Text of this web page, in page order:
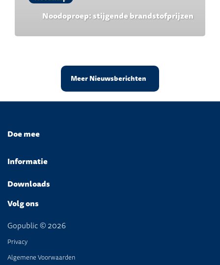
Noodoproep: stijgende brandstofprijzen
Meer Nieuwsberichten
Doe mee
Informatie
Downloads
Volg ons
Gopublic © 2026
Privacy
Algemene Voorwaarden